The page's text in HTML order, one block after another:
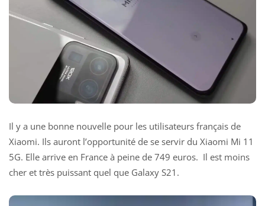
Il y a une bonne nouvelle pour les utilisateurs français de
Xiaomi. Ils auront l’opportunité de se servir du Xiaomi Mi 11
5G. Elle arrive en France à peine de 749 euros. Il est moins
cher et très puissant quel que Galaxy S21.